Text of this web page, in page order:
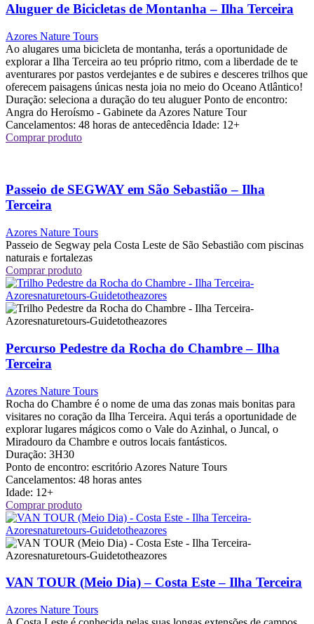
Aluguer de Bicicletas de Montanha – Ilha Terceira
Azores Nature Tours
Ao alugares uma bicicleta de montanha, terás a oportunidade de
explorar a Ilha Terceira ao teu próprio ritmo, com a liberdade de te
aventurares por pastos verdejantes e de subires e desceres trilhos que
oferecem paisagens únicas nesta joia no meio do Oceano Atlântico!
Duração: seleciona a duração do teu aluguer Ponto de encontro:
Angra do Heroísmo - Gabinete da Azores Nature Tour
Cancelamentos: 48 horas de antecedência Idade: 12+
Comprar produto
Passeio de SEGWAY em São Sebastião – Ilha
Terceira
Azores Nature Tours
Passeio de Segway pela Costa Leste de São Sebastião com piscinas
naturais e fortalezas
Comprar produto
Percurso Pedestre da Rocha do Chambre – Ilha
Terceira
Azores Nature Tours
Rocha do Chambre é o nome de uma das zonas mais bonitas para
visitares no coração da Ilha Terceira. Aqui terás a oportunidade de
explorar lugares mágicos como o Vale do Azinhal, o Juncal, o
Miradouro da Chambre e outros locais fantásticos.
Duração: 3H30
Ponto de encontro: escritório Azores Nature Tours
Cancelamentos: 48 horas antes
Idade: 12+
Comprar produto
VAN TOUR (Meio Dia) – Costa Este – Ilha Terceira
Azores Nature Tours